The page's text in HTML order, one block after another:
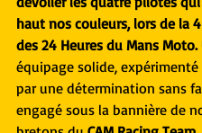
haut nos couleurs, lors de la
des 24 Heures du Mans Moto.
équipage solide,
par une détermination sans
engagé sous la bannière de